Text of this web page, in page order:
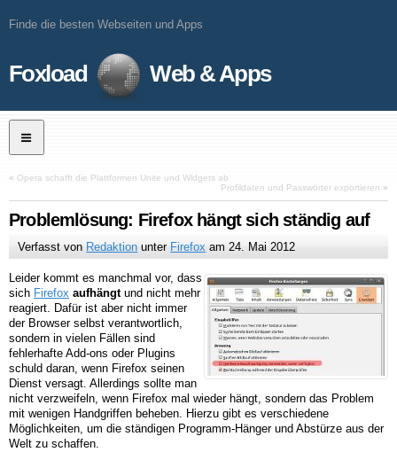
Finde die besten Webseiten und Apps
Foxload Web & Apps
« Opera schafft die Plattformen Unite und Widgets ab
Profildaten und Passwörter exportieren »
Problemlösung: Firefox hängt sich ständig auf
Verfasst von Redaktion unter Firefox am24. Mai 2012
Leider kommt es manchmal vor, dass
sich Firefox aufhängtund nicht mehr
reagiert. Dafür ist aber nicht immer
der Browser selbst verantwortlich,
sondern in vielen Fällen sind
fehlerhafte Add-ons oder Plugins
schuld daran, wenn Firefox seinen
Dienst versagt. Allerdings sollte man
nicht verzweifeln, wenn Firefox mal wieder hängt, sondern das Problem
mit wenigen Handgriffen beheben. Hierzu gibt es verschiedene
Möglichkeiten, um die ständigen Programm-Hänger und Abstürze aus der
Welt zu schaffen.